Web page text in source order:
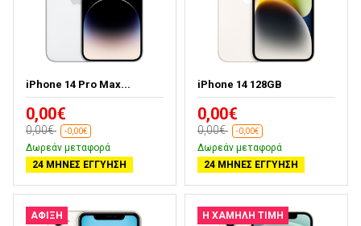
iPhone 14 Pro Max...
0,00€
0,00€ -0,00€
Δωρεάν μεταφορά
24 ΜΉΝΕΣ ΕΓΓΎΗΣΗ
iPhone 14 128GB
0,00€
0,00€ -0,00€
Δωρεάν μεταφορά
24 ΜΉΝΕΣ ΕΓΓΎΗΣΗ
ΑΦΙΞΗ Η ΧΑΜΗΛΉ ΤΙΜΉ